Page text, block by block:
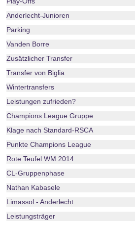
Anderlecht-Junioren
Parking
Vanden Borre
Zusätzlicher Transfer
Transfer von Biglia
Wintertransfers
Leistungen zufrieden?
Champions League Gruppe
Klage nach Standard-RSCA
Punkte Champions League
Rote Teufel WM 2014
CL-Gruppenphase
Nathan Kabasele
Limassol - Anderlecht
Leistungsträger